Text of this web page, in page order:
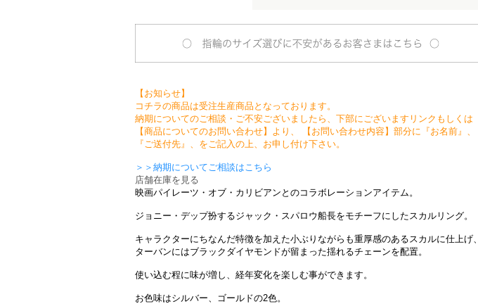
【お知らせ】
コチラの商品は受注生産商品となっております。
納期についてのご相談・ご不安ございましたら、下部にございますリンクもしくは
【商品についてのお問い合わせ】より、 【お問い合わせ内容】部分に『お名前』、
『ご送付先』、をご記入の上、お申し付け下さい。
＞＞納期についてご相談はこちら
店舗在庫を見る
映画パイレーツ・オブ・カリビアンとのコラボレーションアイテム。
ジョニー・デップ扮するジャック・スパロウ船長をモチーフにしたスカルリング。
キャラクターにちなんだ特徴を加えた小ぶりながらも重厚感のあるスカルに仕上げ、
ターバンにはブラックダイヤモンドが留まった揺れるチェーンを配置。
使い込む程に味が増し、経年変化を楽しむ事ができます。
お色味はシルバー、ゴールドの2色。